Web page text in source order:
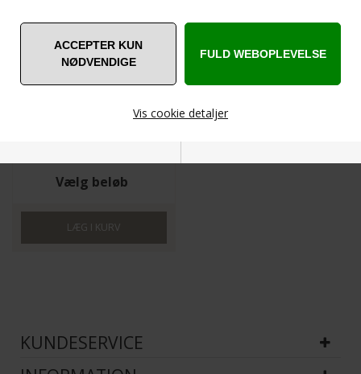
Vis cookie detaljer
Nødvendige
Vælg beløb
KUNDESERVICE